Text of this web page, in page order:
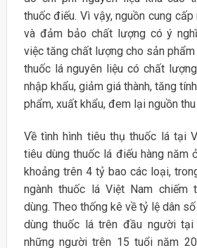
thuốc điếu. Vì vậy, nguồn cung
và đảm bảo chất lượng có ý
việc tăng chất lượng cho sản
thuốc lá nguyên liệu có chất
nhập khẩu, giảm giá thành, tăng
phẩm, xuất khẩu, đem lại nguồn
Về tình hình tiêu thụ thuốc lá tại
tiêu dùng thuốc lá điếu hàng năm
khoảng trên 4 tỷ bao các loại,
ngành thuốc lá Việt Nam chiếm
dùng. Theo thống kê về tỷ lệ dân
dùng thuốc lá trên đầu người tại
những người trên 15 tuổi năm